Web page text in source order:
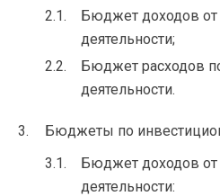
Бюджет доходов
деятельности;
Бюджет расходов
деятельности.
Бюджеты по
Бюджет доходов от
деятельности: